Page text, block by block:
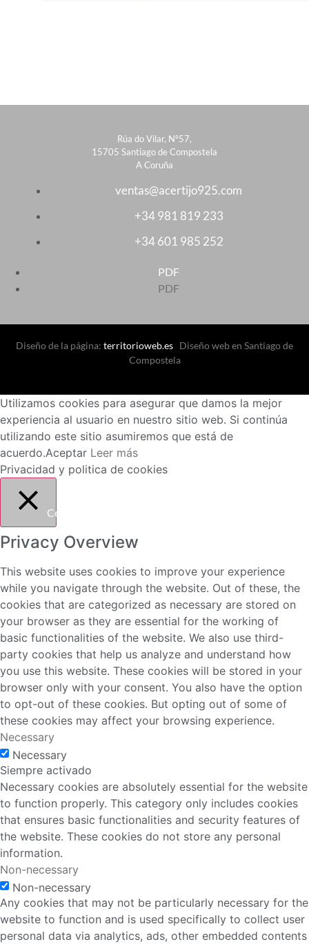
Rúa do Vilar, Nº57,
15705 Santiago de Compostela
A Coruña
ventas@acertijo925.com
+34 981 819 233
+34 601 985 252
PDF
PDF
Diseño de la página: territorioweb.es Diseño web en Santiago de
Compostela
Utilizamos cookies para asegurar que damos la mejor
experiencia al usuario en nuestro sitio web. Si continúa
utilizando este sitio asumiremos que está de
acuerdo.Aceptar Leer más
Privacidad y politica de cookies
Cerrar
Privacy Overview
This website uses cookies to improve your experience
while you navigate through the website. Out of these, the
cookies that are categorized as necessary are stored on
your browser as they are essential for the working of
basic functionalities of the website. We also use third-
party cookies that help us analyze and understand how
you use this website. These cookies will be stored in your
browser only with your consent. You also have the option
to opt-out of these cookies. But opting out of some of
these cookies may affect your browsing experience.
Necessary
Necessary
Siempre activado
Necessary cookies are absolutely essential for the website
to function properly. This category only includes cookies
that ensures basic functionalities and security features of
the website. These cookies do not store any personal
information.
Non-necessary
Non-necessary
Any cookies that may not be particularly necessary for the
website to function and is used specifically to collect user
personal data via analytics, ads, other embedded contents